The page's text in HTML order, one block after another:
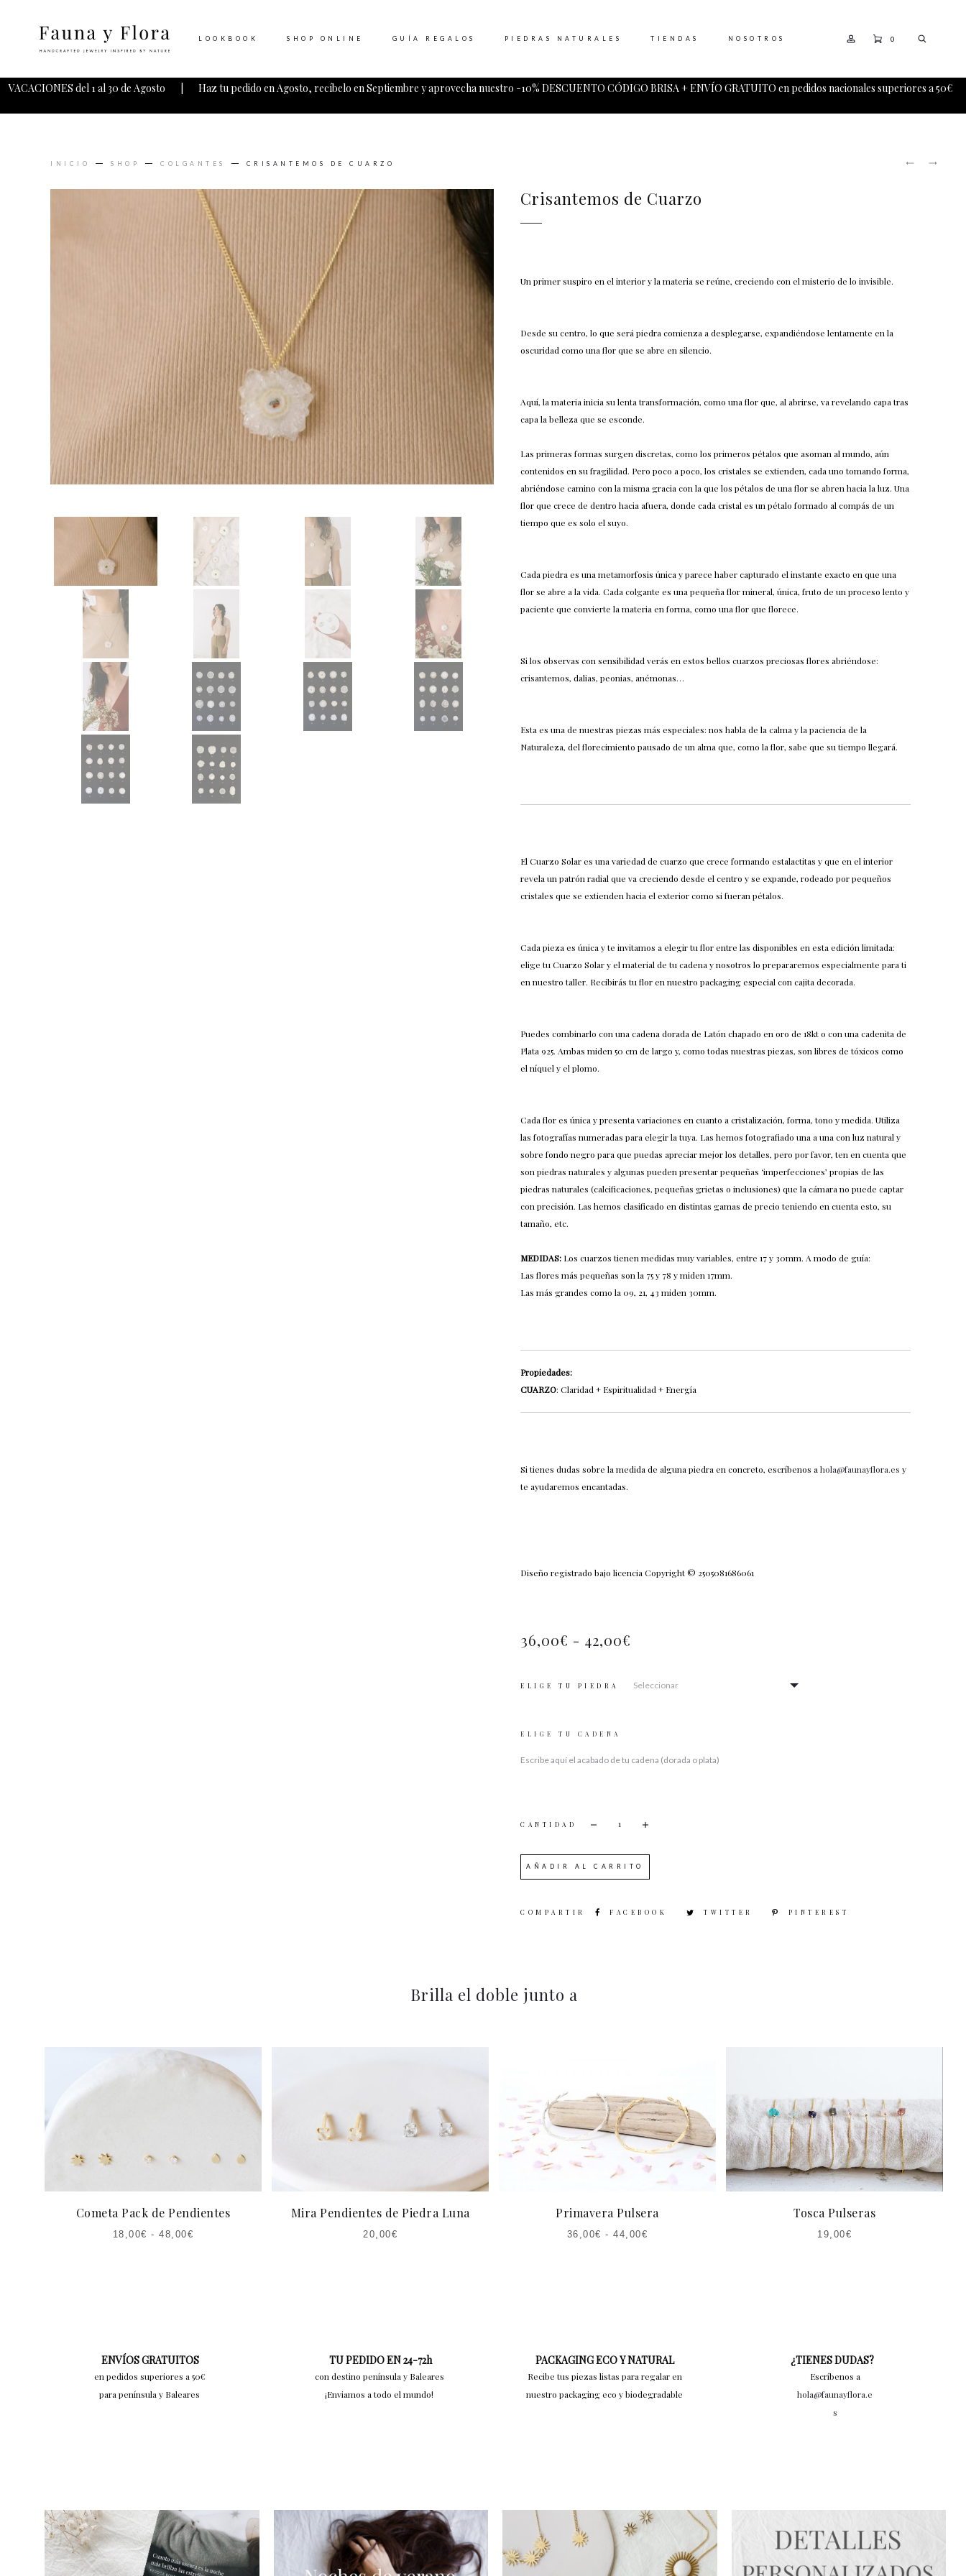
VACACIONES del 1 al 30 de Agosto | Haz tu pedido en Agosto, recíbelo en Septiembre y aprovecha nuestro -10% DESCUENTO CÓDIGO BRISA + ENVÍO GRATUITO en pedidos nacionales superiores a 50€
LOOKBOOK SHOP ONLINE GUÍA REGALOS PIEDRAS NATURALES TIENDAS NOSOTROS 0
INICIO SHOP COLGANTES CRISANTEMOS DE CUARZO
Crisantemos de Cuarzo
Un primer suspiro en el interior y la materia se reúne, creciendo con el misterio de lo invisible.
Desde su centro, lo que será piedra comienza a desplegarse, expandiéndose lentamente en la
oscuridad como una flor que se abre en silencio.
Aquí, la materia inicia su lenta transformación, como una flor que, al abrirse, va revelando capa tras
capa la belleza que se esconde.
Las primeras formas surgen discretas, como los primeros pétalos que asoman al mundo, aún
contenidos en su fragilidad. Pero poco a poco, los cristales se extienden, cada uno tomando forma,
abriéndose camino con la misma gracia con la que los pétalos de una flor se abren hacia la luz. Una
flor que crece de dentro hacia afuera, donde cada cristal es un pétalo formado al compás de un
tiempo que es solo el suyo.
Cada piedra es una metamorfosis única y parece haber capturado el instante exacto en que una
flor se abre a la vida. Cada colgante es una pequeña flor mineral, única, fruto de un proceso lento y
paciente que convierte la materia en forma, como una flor que florece.
Si los observas con sensibilidad verás en estos bellos cuarzos preciosas flores abriéndose:
crisantemos, dalias, peonias, anémonas…
Esta es una de nuestras piezas más especiales: nos habla de la calma y la paciencia de la
Naturaleza, del florecimiento pausado de un alma que, como la flor, sabe que su tiempo llegará.
El Cuarzo Solar es una variedad de cuarzo que crece formando estalactitas y que en el interior
revela un patrón radial que va creciendo desde el centro y se expande, rodeado por pequeños
cristales que se extienden hacia el exterior como si fueran pétalos.
Cada pieza es única y te invitamos a elegir tu flor entre las disponibles en esta edición limitada:
elige tu Cuarzo Solar y el material de tu cadena y nosotros lo prepararemos especialmente para ti
en nuestro taller. Recibirás tu flor en nuestro packaging especial con cajita decorada.
Puedes combinarlo con una cadena dorada de Latón chapado en oro de 18kt o con una cadenita de
Plata 925. Ambas miden 50 cm de largo y, como todas nuestras piezas, son libres de tóxicos como
el níquel y el plomo.
Cada flor es única y presenta variaciones en cuanto a cristalización, forma, tono y medida. Utiliza
las fotografías numeradas para elegir la tuya. Las hemos fotografiado una a una con luz natural y
sobre fondo negro para que puedas apreciar mejor los detalles, pero por favor, ten en cuenta que
son piedras naturales y algunas pueden presentar pequeñas ‘imperfecciones’ propias de las
piedras naturales (calcificaciones, pequeñas grietas o inclusiones) que la cámara no puede captar
con precisión. Las hemos clasificado en distintas gamas de precio teniendo en cuenta esto, su
tamaño, etc.
MEDIDAS: Los cuarzos tienen medidas muy variables, entre 17 y 30mm. A modo de guía:
Las flores más pequeñas son la 75 y 78 y miden 17mm.
Las más grandes como la 09, 21, 43 miden 30mm.
Propiedades:
CUARZO: Claridad + Espiritualidad + Energía
Si tienes dudas sobre la medida de alguna piedra en concreto, escríbenos ahola@faunayflora.es y
te ayudaremos encantadas.
Diseño registrado bajo licencia Copyright © 2505081686061
36,00€ - 42,00€
ELIGE TU PIEDRA
ELIGE TU CADENA
AÑADIR AL CARRITO
SHARE
FACEBOOK TWITTER PINTEREST
Brilla el doble junto a
Cometa Pack de Pendientes
18,00€ -48,00€
Mira Pendientes de Piedra Luna
20,00€
Primavera Pulsera
36,00€ -44,00€
Tosca Pulseras
19,00€
ENVÍOS GRATUITOS
en pedidos superiores a 50€
para península y Baleares
TU PEDIDO EN 24-72h
con destino península y Baleares
¡Enviamos a todo el mundo!
PACKAGING ECO Y NATURAL
Recibe tus piezas listas para regalar en
nuestro packaging eco y biodegradable
¿TIENES DUDAS?
Escríbenos a
hola@faunayflora.e
s